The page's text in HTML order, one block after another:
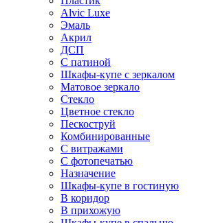
Alvic Luxe
Эмаль
Акрил
ДСП
С патиной
Шкафы-купе с зеркалом
Матовое зеркало
Стекло
Цветное стекло
Пескоструй
Комбинированные
С витражами
С фотопечатью
Назначение
Шкафы-купе в гостиную
В коридор
В прихожую